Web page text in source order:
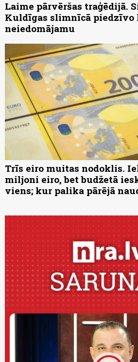
Laime pārvēršas traģēdijā.
Kuldīgas slimnīcā piedzīvo
neiedomājamu
Trīs eiro muitas nodoklis.
miljoni eiro, bet budžetā
viens; kur palika pārējā